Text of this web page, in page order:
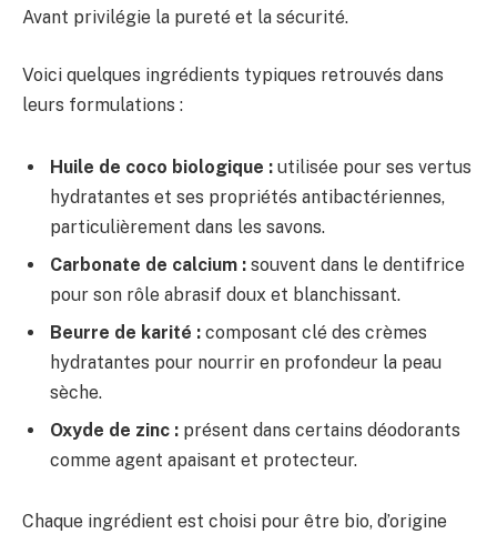
Avant privilégie la pureté et la sécurité.
Voici quelques ingrédients typiques retrouvés dans
leurs formulations :
Huile de coco biologique : utilisée pour ses vertus
hydratantes et ses propriétés antibactériennes,
particulièrement dans les savons.
Carbonate de calcium : souvent dans le dentifrice
pour son rôle abrasif doux et blanchissant.
Beurre de karité : composant clé des crèmes
hydratantes pour nourrir en profondeur la peau
sèche.
Oxyde de zinc : présent dans certains déodorants
comme agent apaisant et protecteur.
Chaque ingrédient est choisi pour être bio, d’origine